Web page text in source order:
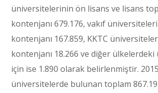
üniversitelerinin ön lisans ve lisans
kontenjanı 679.176, vakıf
kontenjanı 167.859, KKTC
kontenjanı 18.266 ve diğer
için ise 1.890 olarak belirlenmiştir. 2015
üniversitelerde bulunan toplam